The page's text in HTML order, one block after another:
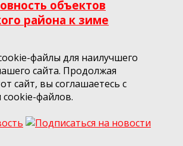
объектов
района к зиме
файлы для наилучшего
сайта. Продолжая
сайт, вы соглашаетесь с
файлов.